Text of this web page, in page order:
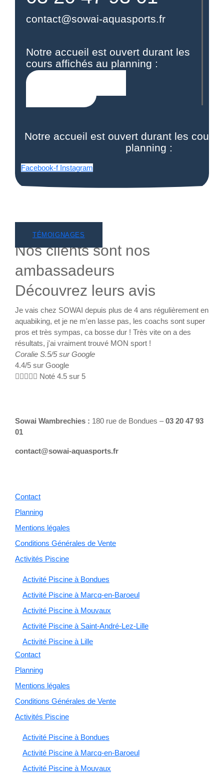
contact@sowai-aquasports.fr
Notre accueil est ouvert durant les
cours affichés au planning :
Notre accueil est ouvert durant les cours
planning :
Facebook-f Instagram
TÉMOIGNAGES
Nos clients sont nos
ambassadeurs
Découvrez leurs avis
Je vais chez SOWAI depuis plus de 4 ans régulièrement en
aquabiking, et je ne m'en lasse pas, les coachs sont super
pros et très sympas, ca bosse dur ! Très vite on a des
résultats, j'ai vraiment trouvé MON sport !
Coralie S.5/5 sur Google
4.4/5 sur Google
 Noté 4.5 sur 5
Sowai Wambrechies : 180 rue de Bondues –03 20 47 93
01
contact@sowai-aquasports.fr
Contact
Planning
Mentions légales
Conditions Générales de Vente
Activités Piscine
Activité Piscine à Bondues
Activité Piscine à Marcq-en-Baroeul
Activité Piscine à Mouvaux
Activité Piscine à Saint-André-Lez-Lille
Activité Piscine à Lille
Contact
Planning
Mentions légales
Conditions Générales de Vente
Activités Piscine
Activité Piscine à Bondues
Activité Piscine à Marcq-en-Baroeul
Activité Piscine à Mouvaux